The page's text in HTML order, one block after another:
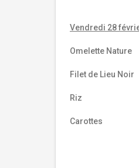
Vendredi 28
Omelette Nature
Filet de Lieu Noir
Riz
Carottes